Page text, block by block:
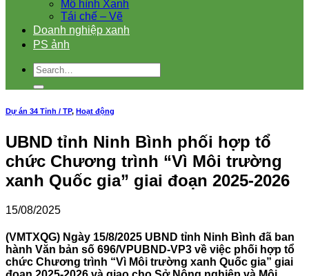
Mô hình Xanh
Tái chế – Vẽ
Doanh nghiệp xanh
PS ảnh
Dự án 34 Tỉnh / TP, Hoạt động
UBND tỉnh Ninh Bình phối hợp tổ
chức Chương trình “Vì Môi trường
xanh Quốc gia” giai đoạn 2025-2026
15/08/2025
(VMTXQG) Ngày 15/8/2025 UBND tỉnh Ninh Bình đã ban
hành Văn bản số 696/VPUBND-VP3 về việc phối hợp tổ
chức Chương trình “Vì Môi trường xanh Quốc gia” giai